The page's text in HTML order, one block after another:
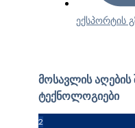
ექსპორტის
მოსავლის აღების
ტექნოლოგიები
2